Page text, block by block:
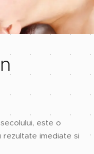
este o
imediate si